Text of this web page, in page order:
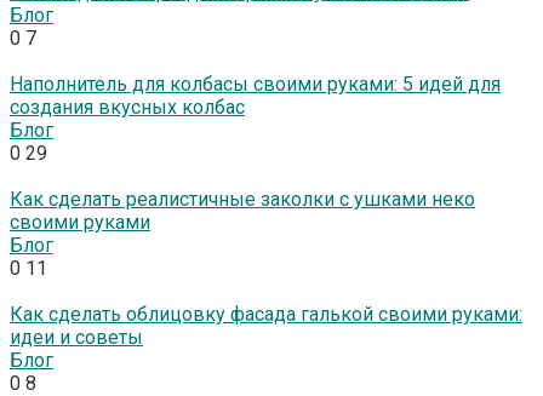
Блог
0 7
Наполнитель для колбасы своими руками: 5 идей для
создания вкусных колбас
Блог
0 29
Как сделать реалистичные заколки с ушками неко
своими руками
Блог
0 11
Как сделать облицовку фасада галькой своими руками:
идеи и советы
Блог
0 8